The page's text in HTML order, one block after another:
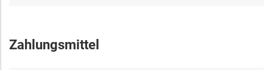
Zahlungsmittel